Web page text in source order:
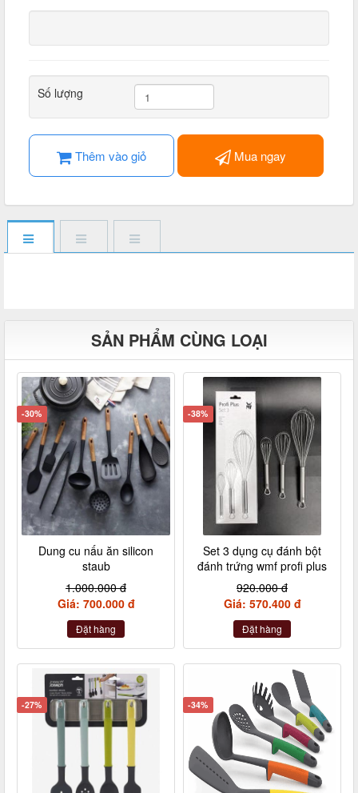
Số lượng
Thêm vào giỏ Mua ngay
SẢN PHẨM CÙNG LOẠI
-30%
Dung cu nấu ăn silicon
staub
1.000.000 đ
Giá: 700.000 đ
Đặt hàng
-38%
Set 3 dụng cụ đánh bột
đánh trứng wmf profi plus
920.000 đ
Giá: 570.400 đ
Đặt hàng
-27% -34%